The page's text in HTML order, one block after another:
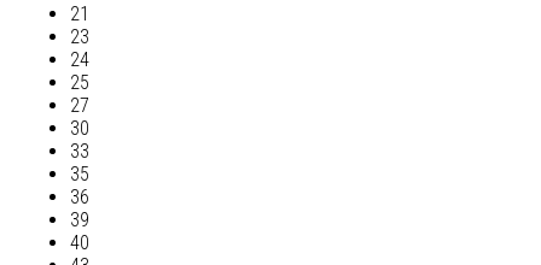
21
23
24
25
27
30
33
35
36
39
40